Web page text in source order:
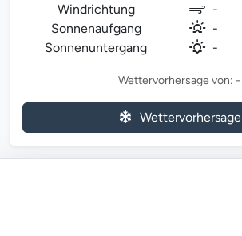
Windrichtung
-
Sonnenaufgang
-
Sonnenuntergang
-
Wettervorhersage von: -
Wettervorhersage